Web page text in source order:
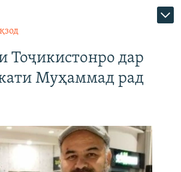
Тоҷикистонро дар
Муҳаммад рад